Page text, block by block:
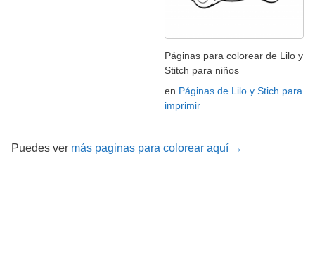
Páginas para colorear de Lilo y
Stitch para niños
en Páginas de Lilo y Stich para
imprimir
Puedes ver más paginas para colorear aquí →